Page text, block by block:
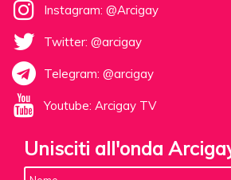
Instagram: @Arcigay
Twitter: @arcigay
Telegram: @arcigay
Youtube: Arcigay TV
Unisciti all'onda